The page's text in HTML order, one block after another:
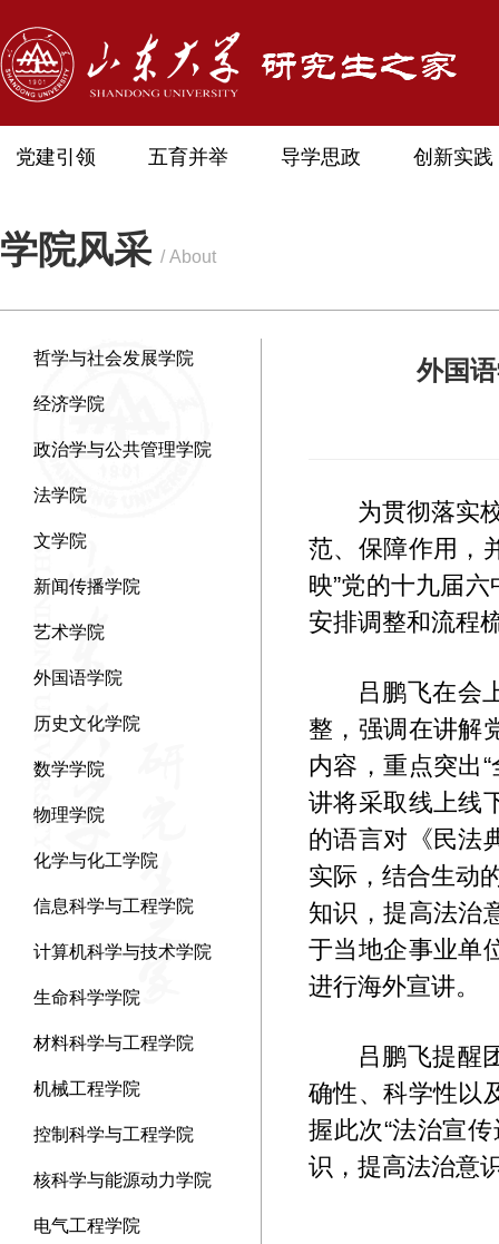
党建引领 五育并举 导学思政 创新实践
学院风采 / About
哲学与社会发展学院
经济学院
政治学与公共管理学院
法学院
文学院
新闻传播学院
艺术学院
外国语学院
历史文化学院
数学学院
物理学院
化学与化工学院
信息科学与工程学院
计算机科学与技术学院
生命科学学院
材料科学与工程学院
机械工程学院
控制科学与工程学院
核科学与能源动力学院
电气工程学院
外国
为贯彻落实
范、保障作用，
映”党的十九届
安排调整和流程
吕鹏飞在会
整，强调在讲解
内容，重点突出
讲将采取线上线
的语言对《民法
实际，结合生动
知识，提高法治
于当地企事业单
进行海外宣讲。
吕鹏飞提醒
确性、科学性以
握此次“法治宣
识，提高法治意